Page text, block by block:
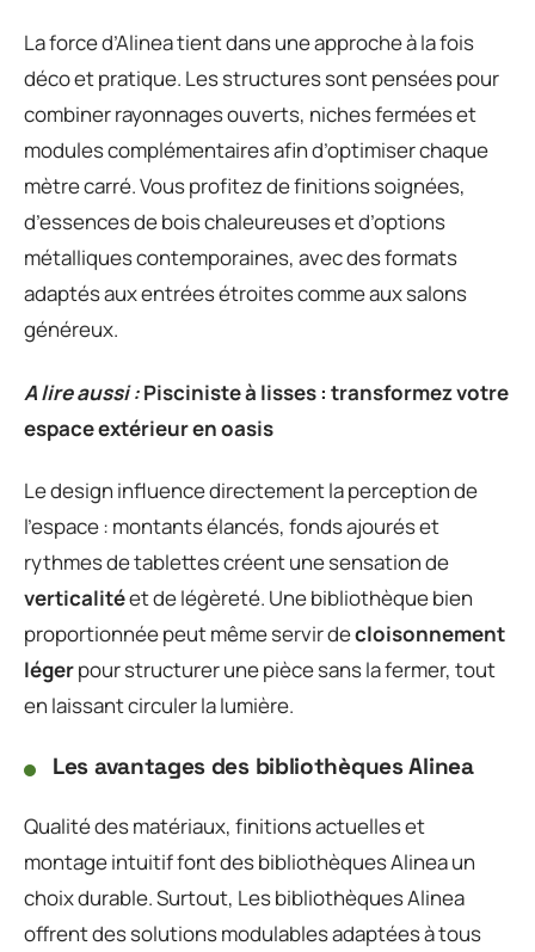
La force d’Alinea tient dans une approche à la fois
déco et pratique. Les structures sont pensées pour
combiner rayonnages ouverts, niches fermées et
modules complémentaires afin d’optimiser chaque
mètre carré. Vous profitez de finitions soignées,
d’essences de bois chaleureuses et d’options
métalliques contemporaines, avec des formats
adaptés aux entrées étroites comme aux salons
généreux.
A lire aussi :Pisciniste à lisses : transformez votre
espace extérieur en oasis
Le design influence directement la perception de
l’espace : montants élancés, fonds ajourés et
rythmes de tablettes créent une sensation de
verticalitéet de légèreté. Une bibliothèque bien
proportionnée peut même servir decloisonnement
légerpour structurer une pièce sans la fermer, tout
en laissant circuler la lumière.
Les avantages des bibliothèques Alinea
Qualité des matériaux, finitions actuelles et
montage intuitif font des bibliothèques Alinea un
choix durable. Surtout, Les bibliothèques Alinea
offrent des solutions modulables adaptées à tous